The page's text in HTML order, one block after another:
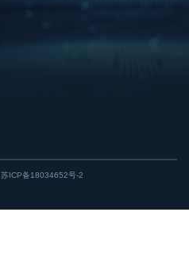
苏ICP备18034652号-2